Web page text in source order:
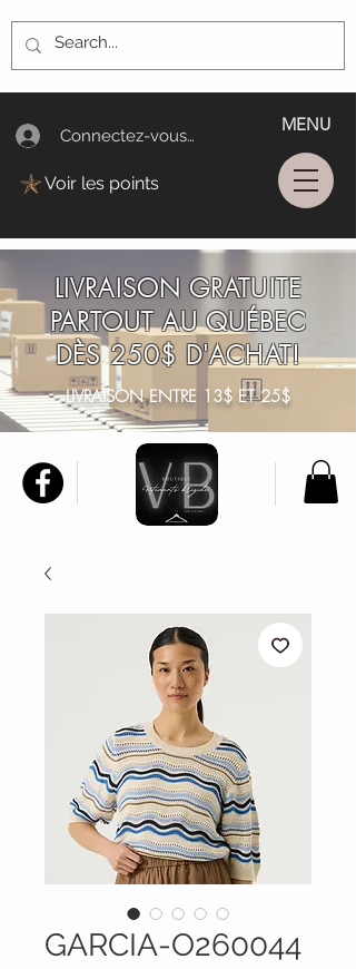
Connectez-vous/Log In
MENU
Voir les points
LIVRAISON GRATUITE
PARTOUT AU QUÉBEC
DÈS 250$ D'ACHAT!
LIVRAISON ENTRE 13$ ET 25$
GARCIA-O260044